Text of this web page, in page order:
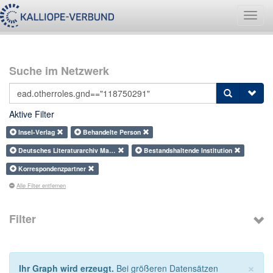
Suche im Netzwerk
Aktive Filter
Insel-Verlag
Behandelte Person
Deutsches Literaturarchiv Ma…
Bestandshaltende Institution
Korrespondenzpartner
Alle Filter entfernen
Filter
×
Ihr Graph wird erzeugt. Bei größeren Datensätzen